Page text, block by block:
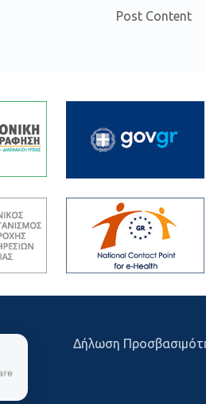
Post Content
Δήλωση